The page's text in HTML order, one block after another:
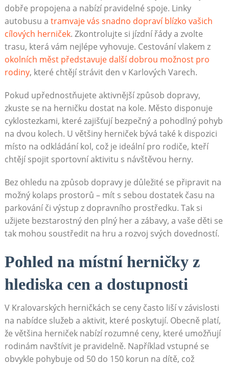
dobře propojena a nabízí pravidelné spoje. Linky
autobusu a tramvaje vás snadno dopraví blízko vašich
cílových herniček. Zkontrolujte si jízdní řády a zvolte
trasu, která vám nejlépe vyhovuje. Cestování vlakem z
okolních měst představuje další dobrou možnost pro
rodiny, které chtějí strávit den v Karlových Varech.
Pokud upřednostňujete aktivnější způsob dopravy,
zkuste se na herničku dostat na kole. Město disponuje
cyklostezkami, které zajišťují bezpečný a pohodlný pohyb
na dvou kolech. U většiny herniček bývá také k dispozici
místo na odkládání kol, což je ideální pro rodiče, kteří
chtějí spojit sportovní aktivitu s návštěvou herny.
Bez ohledu na způsob dopravy je důležité se připravit na
možný kolaps prostorů – mít s sebou dostatek času na
parkování či výstup z dopravního prostředku. Tak si
užijete bezstarostný den plný her a zábavy, a vaše děti se
tak mohou soustředit na hru a rozvoj svých dovedností.
Pohled na místní herničky z
hlediska cen a dostupnosti
V Kralovarských herničkách se ceny často liší v závislosti
na nabídce služeb a aktivit, které poskytují. Obecně platí,
že většina herniček nabízí rozumné ceny, které umožňují
rodinám navštívit je pravidelně. Například vstupné se
obvykle pohybuje od 50 do 150 korun na dítě, což